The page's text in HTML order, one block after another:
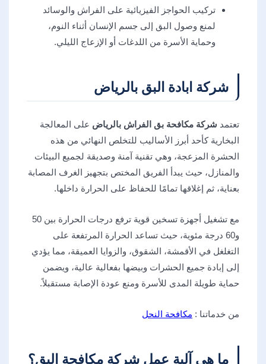
تركيب الحواجز الفيزيائية على الفراش والوسائد
لمنع وصول البق إلى جسم الإنسان أثناء النوم،
وحماية الأسرة من اللدغات أو الإزعاج الليلي.
شركة ابادة البق بالرياض
تعتمد شركة مكافحة بق الفراش بالرياض على المعالجة
البخارية كأحد أبرز الأساليب للتخلص النهائي من هذه
الحشرة المزعجة، وهي تقنية آمنة وصديقة لجميع البيئات
والمنازل، حيث يبدأ الفريق المختص بتجهيز الغرف المصابة
بعناية، ثم إغلاقها تمامًا للحفاظ على الحرارة داخلها.
مع تشغيل أجهزة تسخين قوية ترفع درجات الحرارة بين 50
و60 درجة مئوية، حيث تساعد الحرارة المرتفعة على
التغلغل في الأقمشة، الشقوق، والزوايا العميقة، مما يؤدي
إلى إبادة جميع الحشرات وبيضها بفعالية عالية، ويضمن
حماية طويلة المدى للأسرة ومنع عودة الإصابة مستقبلاً.
من خدماتنا : مكافحة النحل
ما هي آلية عمل شركة مكافحة البق؟